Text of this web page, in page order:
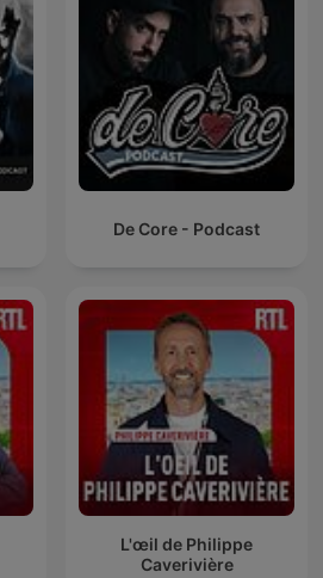
De Core - Podcast
L'œil de Philippe
Caverivière